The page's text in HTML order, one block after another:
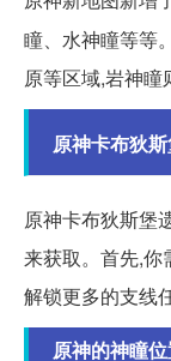
瞳、水神瞳等等
原等区域,岩神瞳
原神卡布狄
原神卡布狄斯堡
来获取。首先,你
解锁更多的支线
原神的神瞳